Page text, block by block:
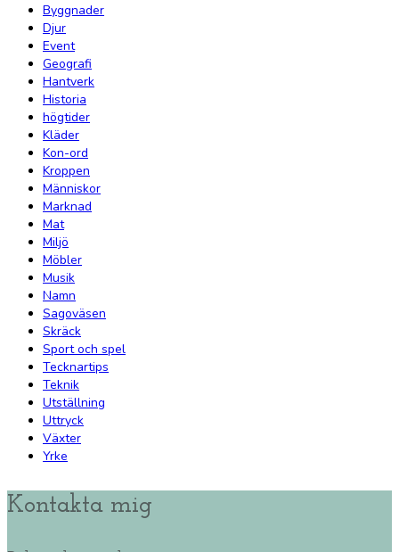
Byggnader
Djur
Event
Geografi
Hantverk
Historia
högtider
Kläder
Kon-ord
Kroppen
Människor
Marknad
Mat
Miljö
Möbler
Musik
Namn
Sagoväsen
Skräck
Sport och spel
Tecknartips
Teknik
Utställning
Uttryck
Växter
Yrke
Kontakta mig